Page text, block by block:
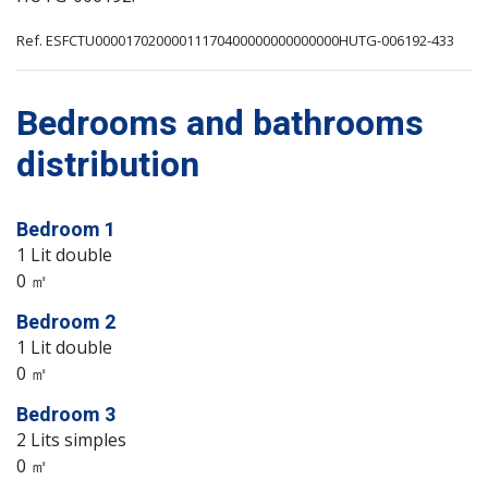
Ref. ESFCTU00001702000011170400000000000000HUTG-006192-433
Bedrooms and bathrooms
distribution
Bedroom 1
1 Lit double
0 ㎡
Bedroom 2
1 Lit double
0 ㎡
Bedroom 3
2 Lits simples
0 ㎡